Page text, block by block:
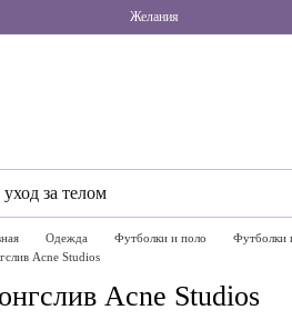
Желания
за телом
Одежда Футболки и поло
Футболки
Acne Studios
Acne Studios